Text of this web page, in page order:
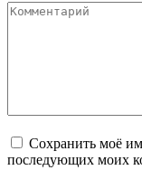
Комментарий
Сохранить моё
последующих моих